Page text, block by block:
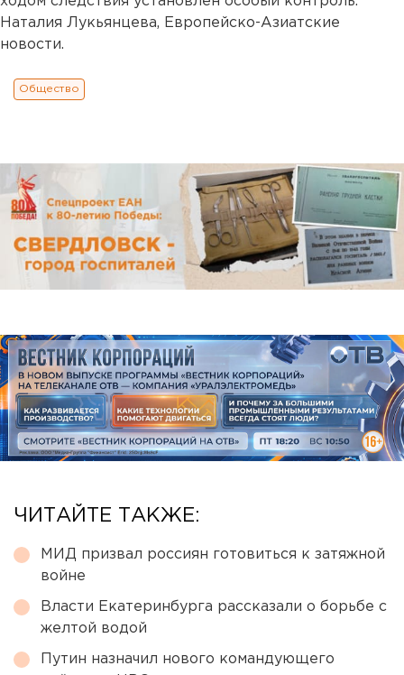
Наталия Лукьянцева, Европейско-Азиатские
новости.
Общество
ЧИТАЙТЕ ТАКЖЕ:
МИД призвал россиян готовиться к затяжной
войне
Власти Екатеринбурга рассказали о борьбе с
желтой водой
Путин назначил нового командующего